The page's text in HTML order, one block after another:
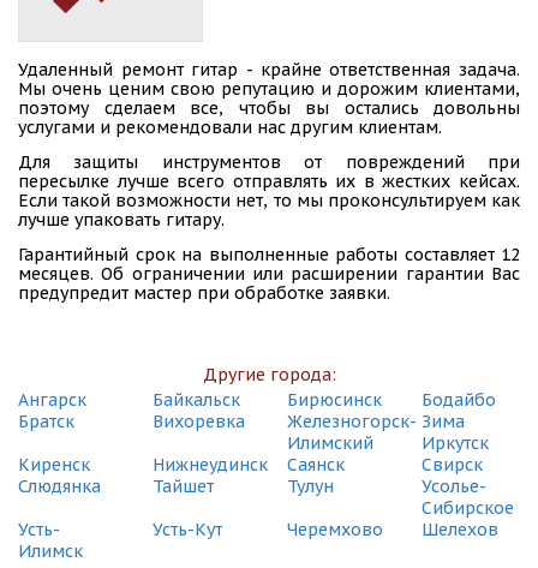
Удаленный ремонт гитар - крайне ответственная задача.
Мы очень ценим свою репутацию и дорожим клиентами,
поэтому сделаем все, чтобы вы остались довольны
услугами и рекомендовали нас другим клиентам.
Для защиты инструментов от повреждений при
пересылке лучше всего отправлять их в жестких кейсах.
Если такой возможности нет, то мы проконсультируем как
лучше упаковать гитару.
Гарантийный срок на выполненные работы составляет 12
месяцев. Об ограничении или расширении гарантии Вас
предупредит мастер при обработке заявки.
Другие города:
Ангарск
Байкальск Бирюсинск
Бодайбо
Братск
Вихоревка
Железногорск-
Илимский
Зима
Иркутск
Киренск
Нижнеудинск Саянск
Свирск
Слюдянка
Тайшет Тулун
Усолье-
Сибирское
Усть-
Илимск
Усть-Кут Черемхово Шелехов